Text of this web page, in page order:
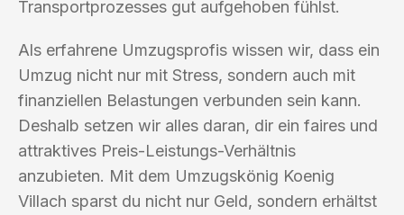
Transportprozesses gut aufgehoben fühlst.
Als erfahrene Umzugsprofis wissen wir, dass ein
Umzug nicht nur mit Stress, sondern auch mit
finanziellen Belastungen verbunden sein kann.
Deshalb setzen wir alles daran, dir ein faires und
attraktives Preis-Leistungs-Verhältnis
anzubieten. Mit dem Umzugskönig Koenig
Villach sparst du nicht nur Geld, sondern erhältst